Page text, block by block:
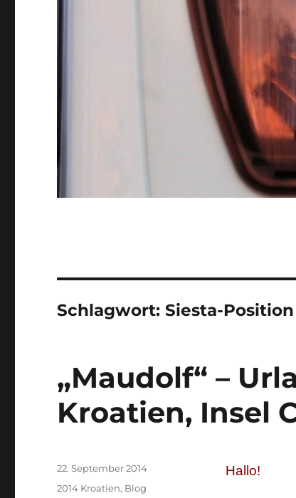
Schlagwort:Siesta-Position
„Maudolf“ –
Kroatien, Insel
Hallo!
Veröffentlicht
am
22. September 2014
Kategorien
2014 Kroatien, Blog